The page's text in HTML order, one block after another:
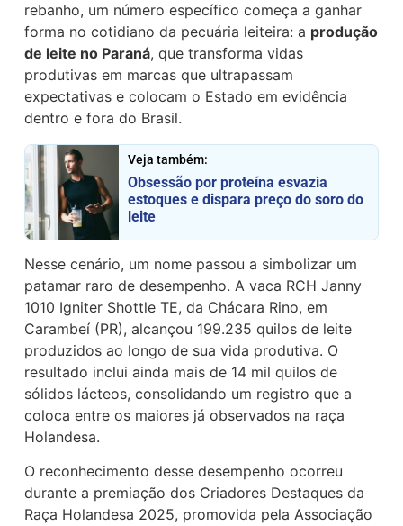
rebanho, um número específico começa a ganhar
forma no cotidiano da pecuária leiteira: a produção
de leite no Paraná, que transforma vidas
produtivas em marcas que ultrapassam
expectativas e colocam o Estado em evidência
dentro e fora do Brasil.
Veja também:
Obsessão por proteína esvazia
estoques e dispara preço do soro do
leite
Nesse cenário, um nome passou a simbolizar um
patamar raro de desempenho. A vaca RCH Janny
1010 Igniter Shottle TE, da Chácara Rino, em
Carambeí (PR), alcançou 199.235 quilos de leite
produzidos ao longo de sua vida produtiva. O
resultado inclui ainda mais de 14 mil quilos de
sólidos lácteos, consolidando um registro que a
coloca entre os maiores já observados na raça
Holandesa.
O reconhecimento desse desempenho ocorreu
durante a premiação dos Criadores Destaques da
Raça Holandesa 2025, promovida pela Associação